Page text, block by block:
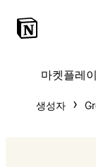
마켓플레
생성자